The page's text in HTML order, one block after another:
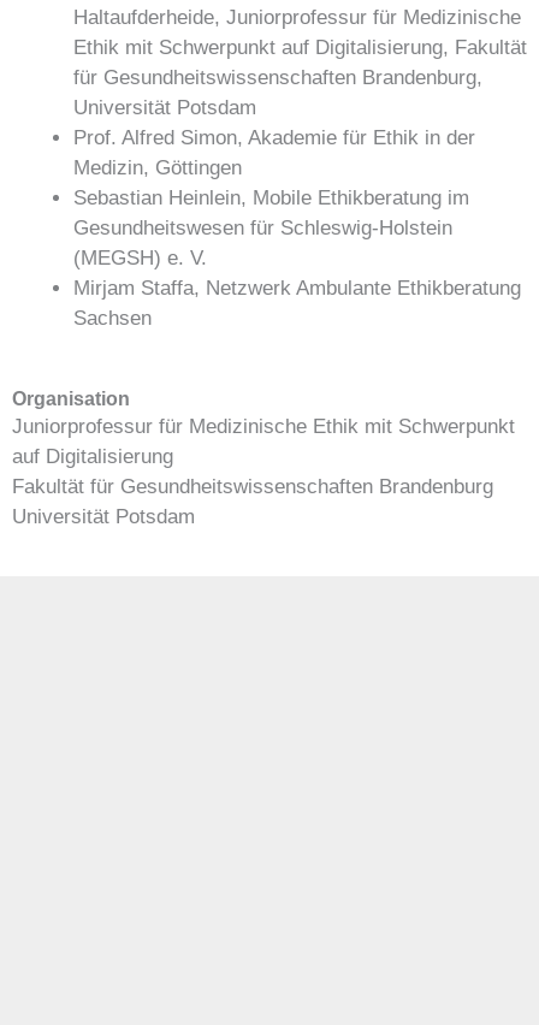
Haltaufderheide, Juniorprofessur für Medizinische
Ethik mit Schwerpunkt auf Digitalisierung, Fakultät
für Gesundheitswissenschaften Brandenburg,
Universität Potsdam
Prof. Alfred Simon, Akademie für Ethik in der
Medizin, Göttingen
Sebastian Heinlein, Mobile Ethikberatung im
Gesundheitswesen für Schleswig-Holstein
(MEGSH) e. V.
Mirjam Staffa, Netzwerk Ambulante Ethikberatung
Sachsen
Organisation
Juniorprofessur für Medizinische Ethik mit Schwerpunkt
auf Digitalisierung
Fakultät für Gesundheitswissenschaften Brandenburg
Universität Potsdam